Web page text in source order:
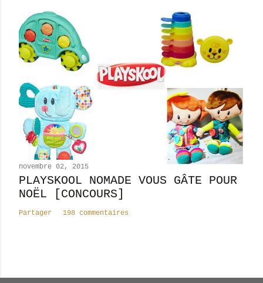
novembre 02, 2015
PLAYSKOOL NOMADE VOUS GÂTE POUR
NOËL [CONCOURS]
Partager 198 commentaires